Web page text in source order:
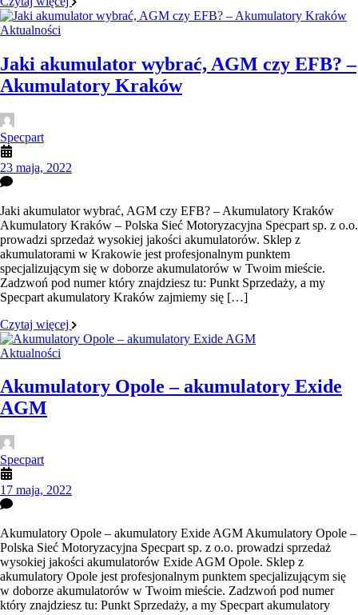
Aktualności
Jaki akumulator wybrać, AGM czy EFB? –
Akumulatory Kraków
Specpart
23 maja, 2022
Jaki akumulator wybrać, AGM czy EFB? – Akumulatory Kraków
Akumulatory Kraków – Polska Sieć Motoryzacyjna Specpart sp. z o.o.
prowadzi sprzedaż wysokiej jakości akumulatorów. Sklep z
akumulatorami w Krakowie jest profesjonalnym punktem
specjalizującym się w doborze akumulatorów w Twoim mieście.
Zadzwoń pod numer który znajdziesz tu: Punkt Sprzedaży, a my
Specpart akumulatory Kraków zajmiemy się […]
Czytaj więcej
Aktualności
Akumulatory Opole – akumulatory Exide
AGM
Specpart
17 maja, 2022
Akumulatory Opole – akumulatory Exide AGM Akumulatory Opole –
Polska Sieć Motoryzacyjna Specpart sp. z o.o. prowadzi sprzedaż
wysokiej jakości akumulatorów Exide AGM Opole. Sklep z
akumulatory Opole jest profesjonalnym punktem specjalizującym się
w doborze akumulatorów w Twoim mieście. Zadzwoń pod numer
który znajdziesz tu: Punkt Sprzedaży, a my Specpart akumulatory